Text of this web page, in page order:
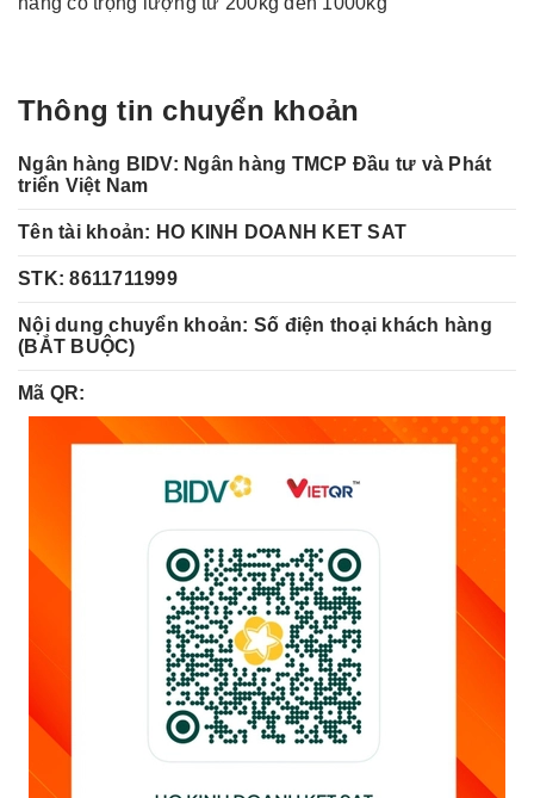
Thông tin chuyển khoản
Ngân hàng BIDV: Ngân hàng TMCP Đầu tư và Phát
triển Việt Nam
Tên tài khoản: HO KINH DOANH KET SAT
STK: 8611711999
Nội dung chuyển khoản: Số điện thoại khách hàng
(BẮT BUỘC)
Mã QR: